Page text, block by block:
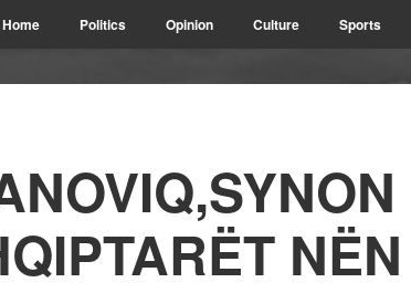
Home Politics Opinion Culture Sports
NËN